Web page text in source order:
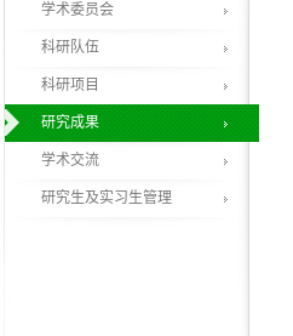
学术委员会
科研队伍
科研项目
研究成果
学术交流
研究生及实习生管理